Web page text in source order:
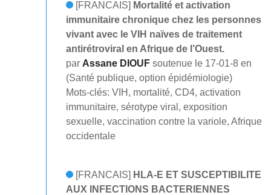
[FRANCAIS] Mortalité et activation
immunitaire chronique chez les personnes
vivant avec le VIH naïves de traitement
antirétroviral en Afrique de l’Ouest.
par Assane DIOUFsoutenue le 17-01-8 en
(Santé publique, option épidémiologie)
Mots-clés: VIH, mortalité, CD4, activation
immunitaire, sérotype viral, exposition
sexuelle, vaccination contre la variole, Afrique
occidentale
[FRANCAIS] HLA-E ET SUSCEPTIBILITE
AUX INFECTIONS BACTERIENNES